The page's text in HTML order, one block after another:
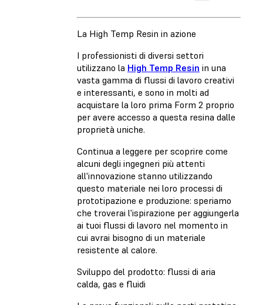
La High Temp Resin in azione
I professionisti di diversi settori
utilizzano la High Temp Resin in una
vasta gamma di flussi di lavoro creativi
e interessanti, e sono in molti ad
acquistare la loro prima Form 2 proprio
per avere accesso a questa resina dalle
proprietà uniche.
Continua a leggere per scoprire come
alcuni degli ingegneri più attenti
all'innovazione stanno utilizzando
questo materiale nei loro processi di
prototipazione e produzione: speriamo
che troverai l'ispirazione per aggiungerla
ai tuoi flussi di lavoro nel momento in
cui avrai bisogno di un materiale
resistente al calore.
Sviluppo del prodotto: flussi di aria
calda, gas e fluidi